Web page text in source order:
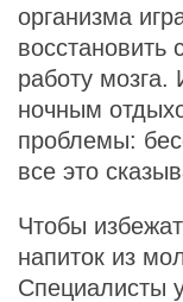
организма
восстановить
работу мозга.
ночным
проблемы:
все это
Чтобы
напиток из
Специалисты